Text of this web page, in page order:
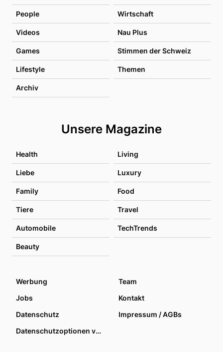
People Wirtschaft
Videos Nau Plus
Games Stimmen der Schweiz
Lifestyle Themen
Archiv
Unsere Magazine
Health Living
Liebe Luxury
Family Food
Tiere Travel
Automobile TechTrends
Beauty
Werbung
Team
Jobs
Kontakt
Datenschutz
Impressum / AGBs
Datenschutzoptionen verwalten